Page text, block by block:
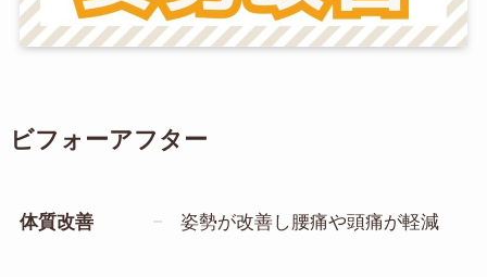
ビフォーアフター
体質改善 姿勢が改善し腰痛や頭痛が軽減